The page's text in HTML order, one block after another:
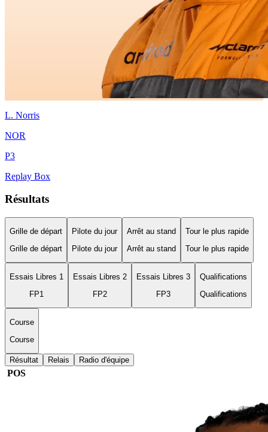
L. Norris
NOR
P3
Replay Box
Résultats
Grille de départ
Grille de départ
Pilote du jour
Pilote du jour
Arrêt au stand
Arrêt au stand
Tour le plus rapide
Tour le plus rapide
Essais Libres 1
FP1
Essais Libres 2
FP2
Essais Libres 3
FP3
Qualifications
Qualifications
Course
Course
Résultat Relais Radio d'équipe
POS